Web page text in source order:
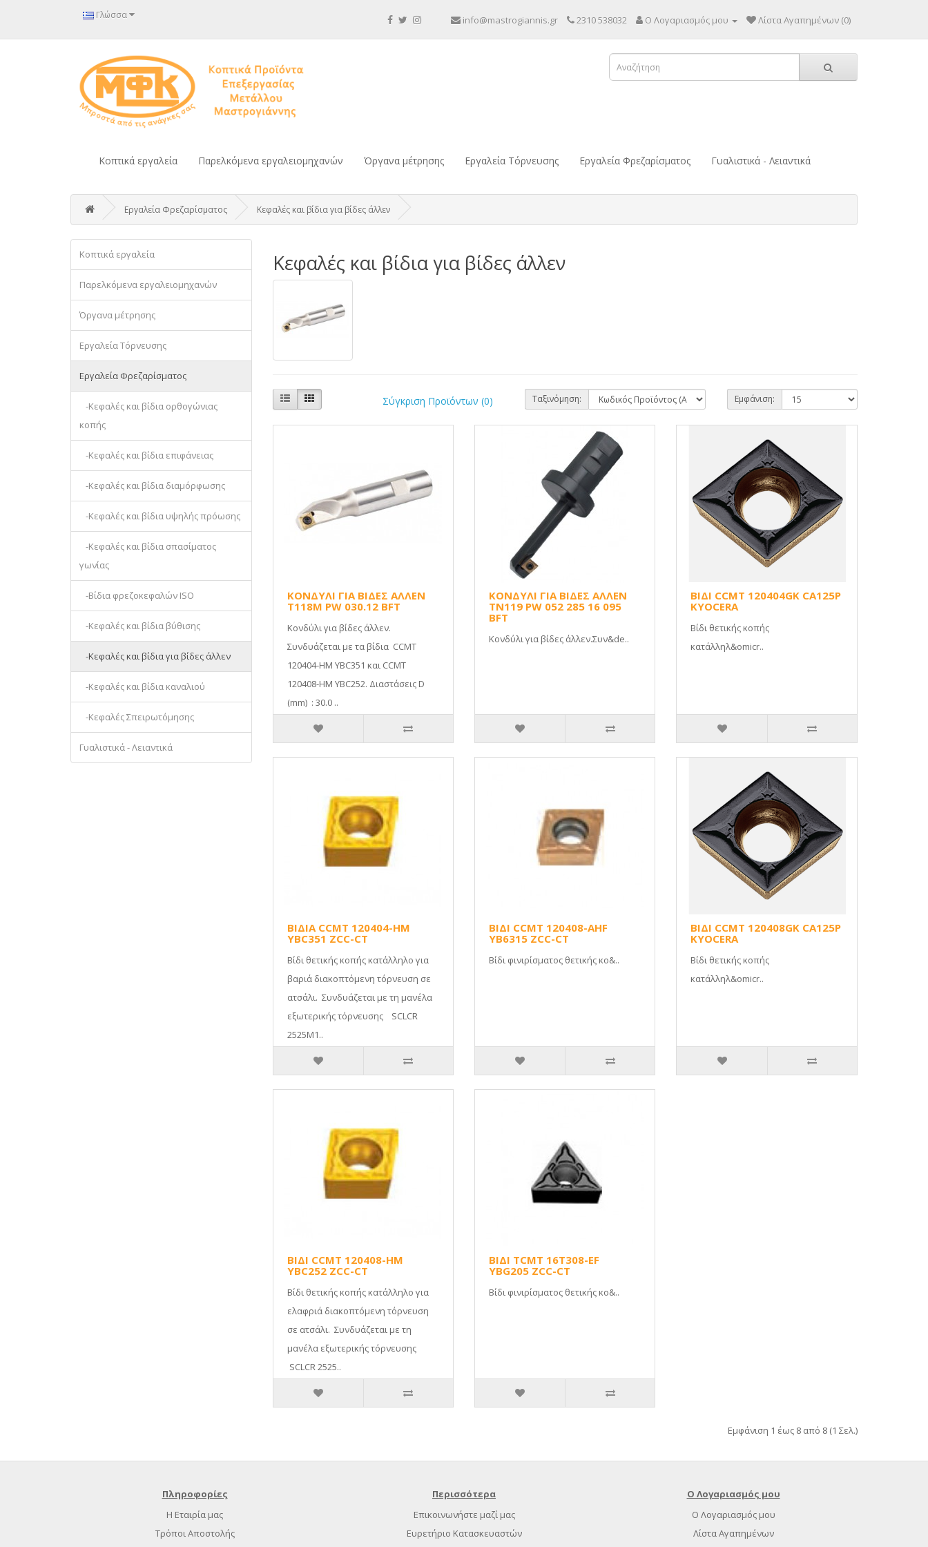
Γλώσσα info@mastrogiannis.gr 2310 538032 Ο Λογαριασμός μου Λίστα Αγαπημένων (0)
Κοπτικά εργαλεία Παρελκόμενα εργαλειομηχανών Όργανα μέτρησης Εργαλεία Τόρνευσης Εργαλεία Φρεζαρίσματος Γυαλιστικά - Λειαντικά
Εργαλεία Φρεζαρίσματος Κεφαλές και βίδια για βίδες άλλεν
Κοπτικά εργαλεία
Παρελκόμενα εργαλειομηχανών
Όργανα μέτρησης
Εργαλεία Τόρνευσης
Εργαλεία Φρεζαρίσματος
-Κεφαλές και βίδια ορθογώνιας
κοπής
-Κεφαλές και βίδια επιφάνειας
-Κεφαλές και βίδια διαμόρφωσης
-Κεφαλές και βίδια υψηλής πρόωσης
-Κεφαλές και βίδια σπασίματος
γωνίας
-Βίδια φρεζοκεφαλών ISO
-Κεφαλές και βίδια βύθισης
-Κεφαλές και βίδια για βίδες άλλεν
-Κεφαλές και βίδια καναλιού
-Κεφαλές Σπειρωτόμησης
Γυαλιστικά - Λειαντικά
Κεφαλές και βίδια για βίδες άλλεν
Σύγκριση Προϊόντων (0) Ταξινόμηση: Εμφάνιση:
ΚΟΝΔΥΛΙ ΓΙΑ ΒΙΔΕΣ ΑΛΛΕΝ
T118M PW 030.12 BFT
Κονδύλι για βίδες άλλεν.
Συνδυάζεται με τα βίδια CCMT
120404-HM YBC351 και CCMT
120408-HM YBC252. Διαστάσεις D
(mm) : 30.0 ..
ΚΟΝΔΥΛΙ ΓΙΑ ΒΙΔΕΣ ΑΛΛΕΝ
TN119 PW 052 285 16 095
BFT
Κονδύλι για βίδες άλλεν.Συν&de..
ΒΙΔΙ CCMT 120404GK CA125P
KYOCERA
Βίδι θετικής κοπής
κατάλληλ&omicr..
ΒΙΔΙΑ CCMT 120404-HM
YBC351 ZCC-CT
Βίδι θετικής κοπής κατάλληλο για
βαριά διακοπτόμενη τόρνευση σε
ατσάλι. Συνδυάζεται με τη μανέλα
εξωτερικής τόρνευσης SCLCR
2525M1..
ΒΙΔΙ CCMT 120408-AHF
YB6315 ZCC-CT
Βίδι φινιρίσματος θετικής κο&..
ΒΙΔΙ CCMT 120408GK CA125P
KYOCERA
Βίδι θετικής κοπής
κατάλληλ&omicr..
ΒΙΔΙ CCMT 120408-HM
YBC252 ZCC-CT
Βίδι θετικής κοπής κατάλληλο για
ελαφριά διακοπτόμενη τόρνευση
σε ατσάλι. Συνδυάζεται με τη
μανέλα εξωτερικής τόρνευσης
SCLCR 2525..
ΒΙΔΙ TCMT 16T308-EF
YBG205 ZCC-CT
Βίδι φινιρίσματος θετικής κο&..
Εμφάνιση 1 έως 8 από 8 (1 Σελ.)
Πληροφορίες
Η Εταιρία μας
Τρόποι Αποστολής
Περισσότερα
Επικοινωνήστε μαζί μας
Ευρετήριο Κατασκευαστών
Ο Λογαριασμός μου
Ο Λογαριασμός μου
Λίστα Αγαπημένων